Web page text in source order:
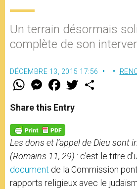
Un terrain désormais
complète de son
DÉCEMBRE 13, 2015 17:56
W
t
s
p
p
M
e
s
e
g
e
r
F
a
e
b
o
k
w
Share this Entry
Les dons et l’appel de Dieu sont
(Romains 11, 29) : c’est le titre
document de la Commission
rapports religieux avec le